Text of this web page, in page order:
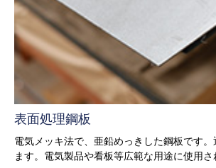
表面処理鋼板
電気メッキ法で、亜鉛めっきした鋼板です
ます。電気製品や看板等広範な用途に使用さ